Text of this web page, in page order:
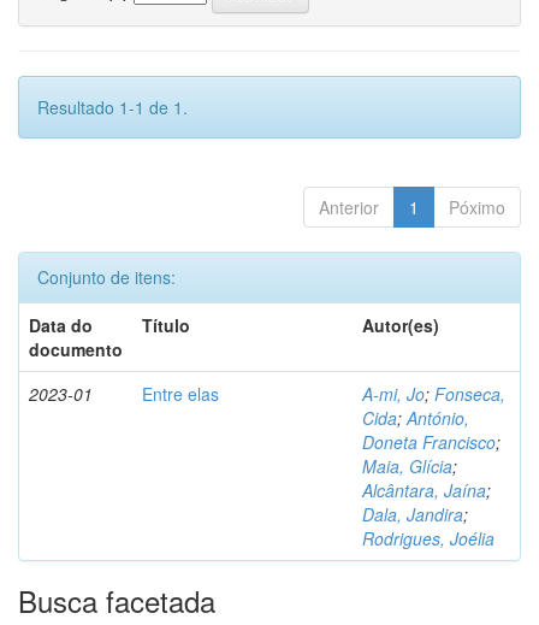
Resultado 1-1 de 1.
Anterior 1 Póximo
Conjunto de itens:
Data do
documento
Título Autor(es)
2023-01 Entre elas A-mi, Jo; Fonseca,
Cida;António,
Doneta Francisco;
Maia, Glícia;
Alcântara, Jaína;
Dala, Jandira;
Rodrigues, Joélia
Busca facetada